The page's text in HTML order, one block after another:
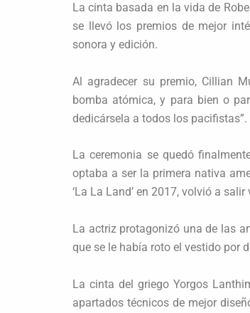
La cinta basada en la vida de
se llevó los premios de mejor
sonora y edición.
Al agradecer su premio, Cillian
bomba atómica, y para bien o
dedicársela a todos los pacifistas”.
La ceremonia se quedó
optaba a ser la primera nativa
‘La La Land’ en 2017, volvió a
La actriz protagonizó una de las
que se le había roto el vestido por
La cinta del griego Yorgos
apartados técnicos de mejor